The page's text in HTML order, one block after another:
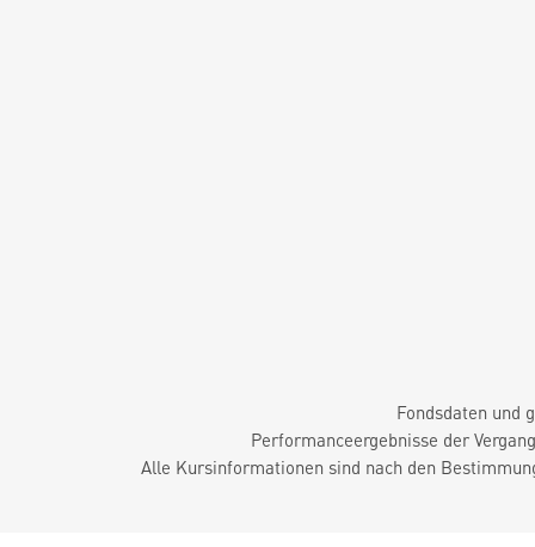
Fondsdaten und
Performanceergebnisse der
Alle Kursinformationen sind nach den